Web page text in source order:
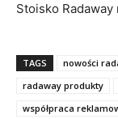
Stoisko
TAGS nowości
radaway produkty
współpraca